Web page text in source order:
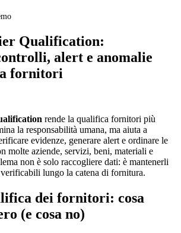
Qualification:
alert e anomalie
fornitori
rende la qualifica fornitori più
la responsabilità umana, ma aiuta a
evidenze, generare alert e ordinare le
molte aziende, servizi, beni, materiali e
non è solo raccogliere dati: è mantenerli
lungo la catena di fornitura.
dei fornitori: cosa
(e cosa no)